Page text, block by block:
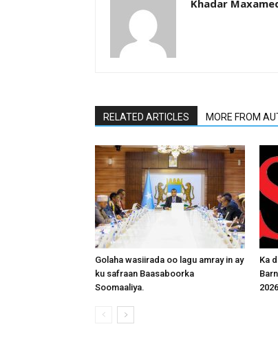
Khadar
RELATED ARTICLES MORE FROM
Golaha wasiirada oo lagu amray in ay
ku safraan Baasaboorka
Soomaaliya.
Ka
2026